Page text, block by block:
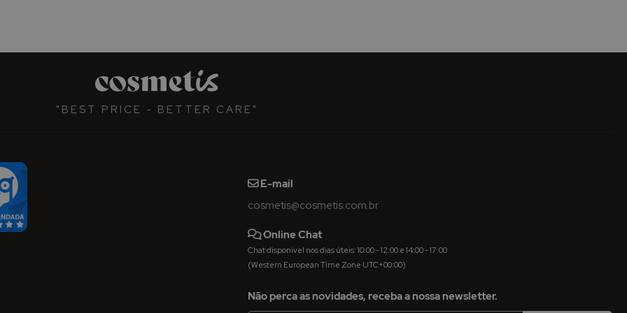
"BEST PRICE - BETTER CARE"
E-mail
cosmetis@cosmetis.com.br
Online Chat
Chat disponível nos dias úteis: 10:00 - 12:00 e 14:00 - 17:00
(Western European Time Zone UTC+00:00)
Não perca as novidades, receba a nossa newsletter.